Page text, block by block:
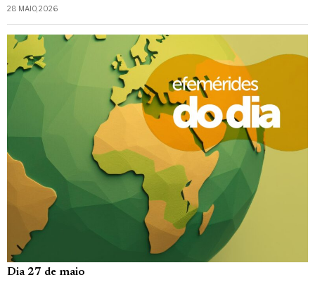
28 MAIO, 2026
Dia 27 de maio